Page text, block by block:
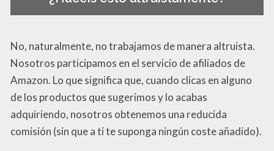
No, naturalmente, no trabajamos de manera altruista.
Nosotros participamos en el servicio de afiliados de
Amazon. Lo que significa que, cuando clicas en alguno
de los productos que sugerimos y lo acabas
adquiriendo, nosotros obtenemos una reducida
comisión (sin que a ti te suponga ningún coste añadido).